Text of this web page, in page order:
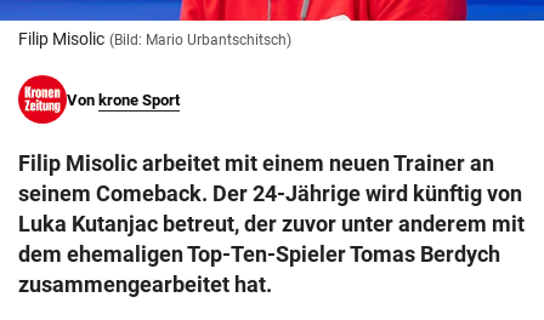
Filip Misolic (Bild: Mario Urbantschitsch)
Von krone Sport
Filip Misolic arbeitet mit einem neuen Trainer an
seinem Comeback. Der 24-Jährige wird künftig von
Luka Kutanjac betreut, der zuvor unter anderem mit
dem ehemaligen Top-Ten-Spieler Tomas Berdych
zusammengearbeitet hat.